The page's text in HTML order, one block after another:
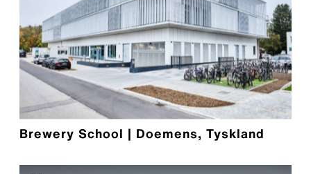
Brewery School | Doemens, Tyskland